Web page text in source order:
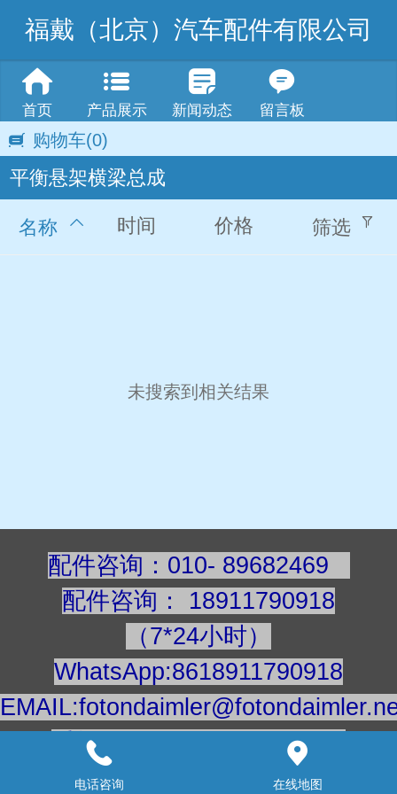
福戴（北京）汽车配件有限公司
首页 产品展示 新闻动态 留言板
购物车(0)
平衡悬架横梁总成
名称 时间 价格 筛选
未搜索到相关结果
配件咨询：010- 89682469
配件咨询 ： 18911790918
（7*24小时）
WhatsApp:8618911790918
手机/微信：18911790918
建议用电脑浏览更清楚
电话咨询 在线地图